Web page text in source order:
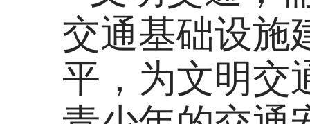
交通基础设施
平，为文明交